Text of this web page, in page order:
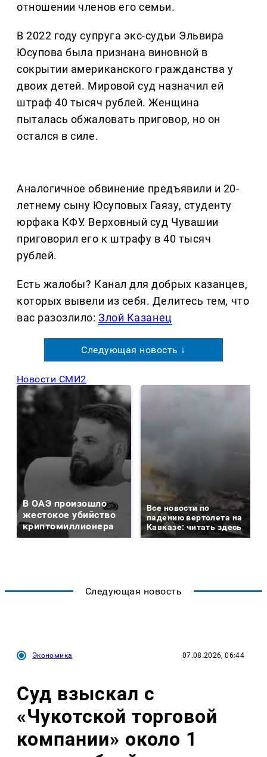
отношении членов его семьи.
В 2022 году супруга экс-судьи Эльвира
Юсупова была признана виновной в
сокрытии американского гражданства у
двоих детей. Мировой суд назначил ей
штраф 40 тысяч рублей. Женщина
пыталась обжаловать приговор, но он
остался в силе.
Аналогичное обвинение предъявили и 20-
летнему сыну Юсуповых Гаязу, студенту
юрфака КФУ. Верховный суд Чувашии
приговорил его к штрафу в 40 тысяч
рублей.
Есть жалобы? Канал для добрых казанцев,
которых вывели из себя. Делитеcь тем, что
вас разозлило:Злой Казанец
Следующая новость ↓
Новости СМИ2
В ОАЭ произошло
жестокое убийство
криптомиллионера
Все новости по
падению вертолета на
Кавказе: читать здесь
Следующая новость
Экономика 07.08.2026, 06:44
Суд взыскал с
«Чукотской торговой
компании» около 1